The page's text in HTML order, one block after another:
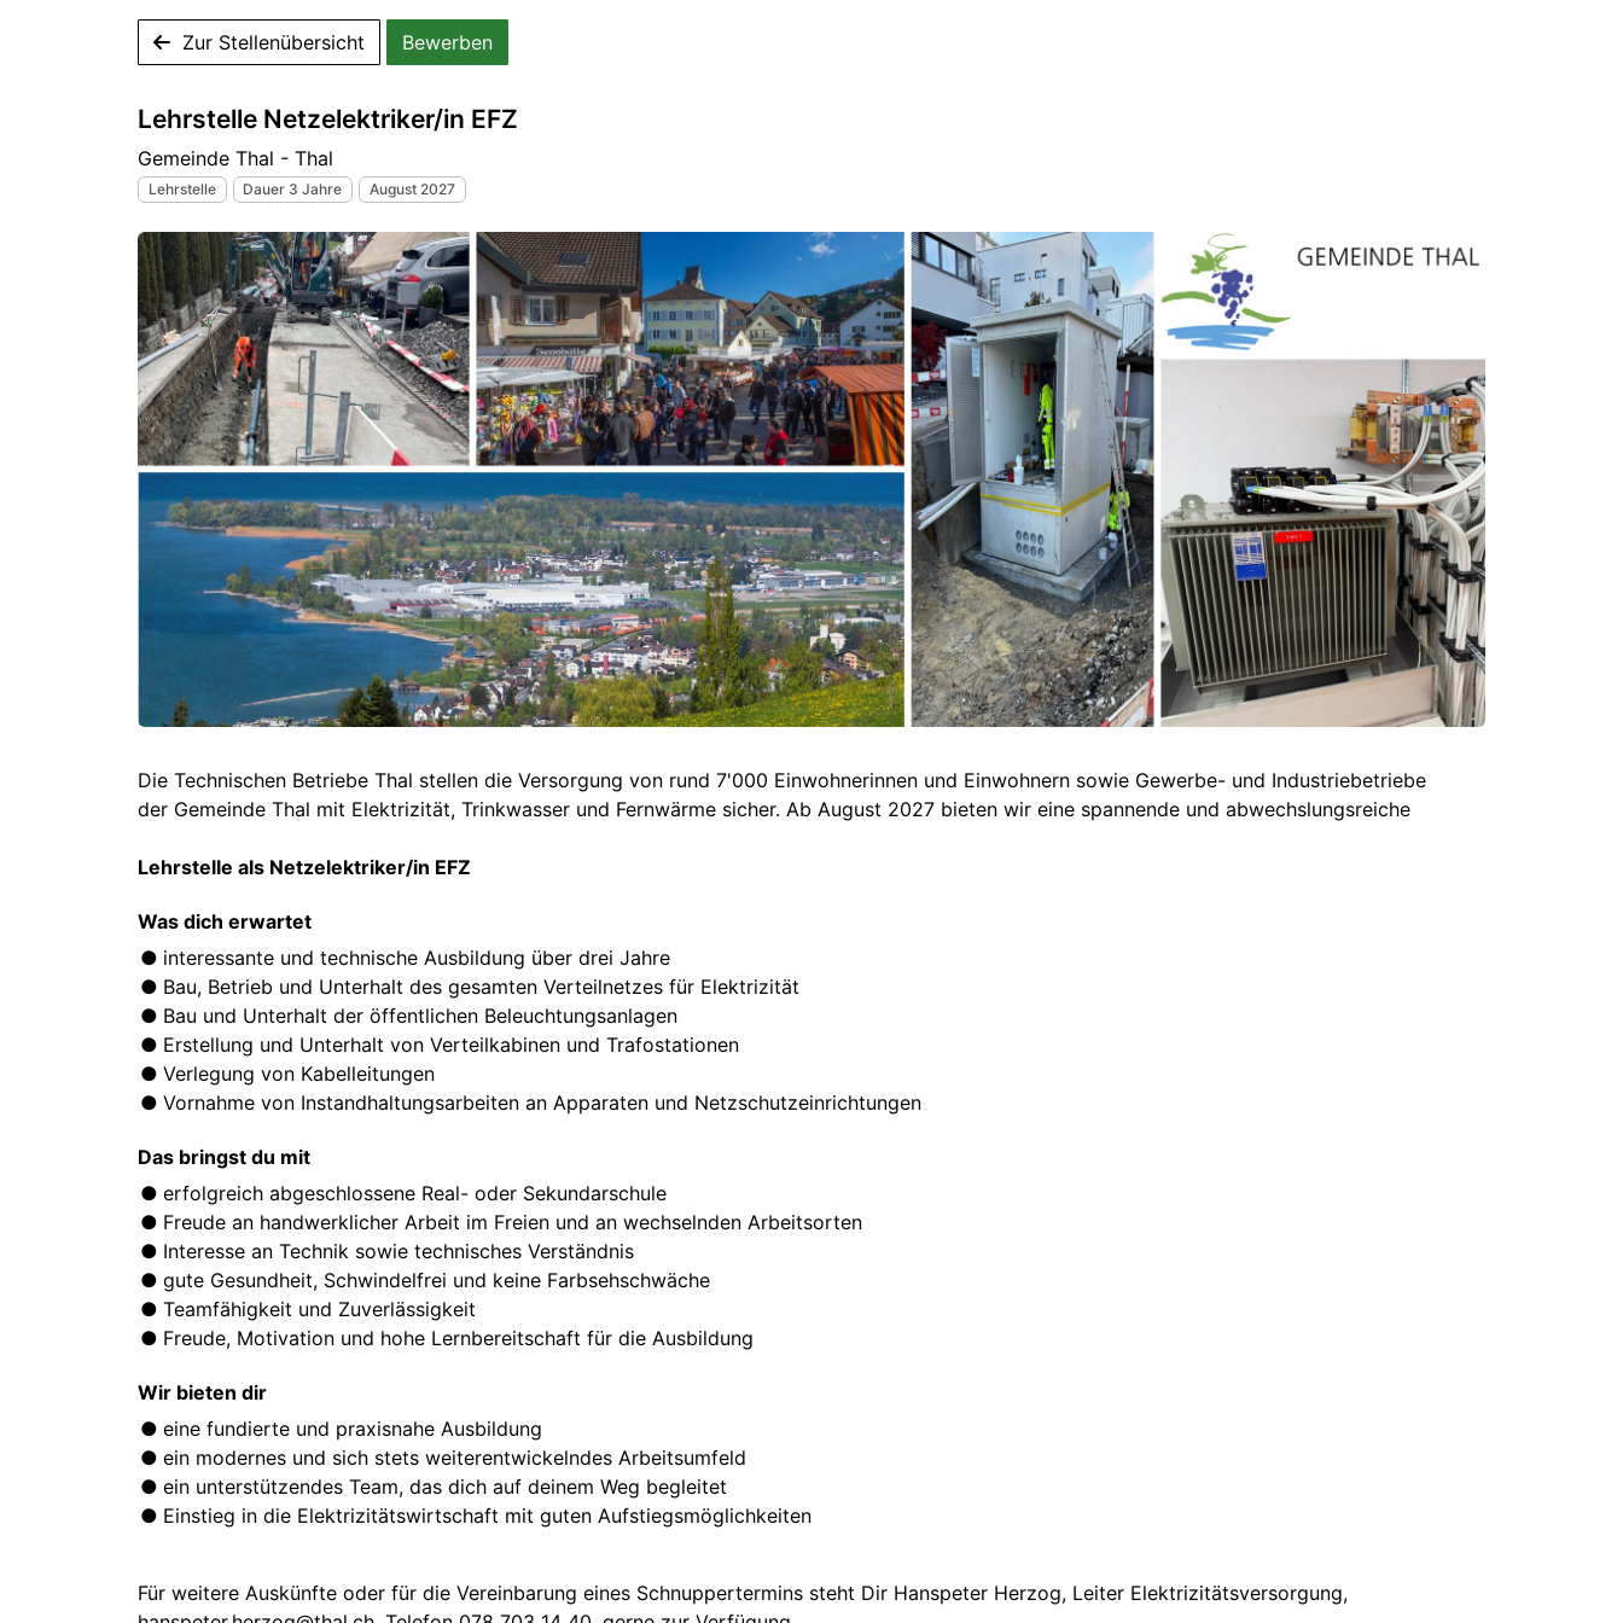
Zur Stellenübersicht Bewerben
Lehrstelle Netzelektriker/in EFZ
Gemeinde Thal - Thal
Lehrstelle Dauer 3 Jahre August 2027
Die Technischen Betriebe Thal stellen die Versorgung von rund 7'000 Einwohnerinnen und Einwohnern sowie Gewerbe- und Industriebetriebe
der Gemeinde Thal mit Elektrizität, Trinkwasser und Fernwärme sicher. Ab August 2027 bieten wir eine spannende und abwechslungsreiche
Lehrstelle als Netzelektriker/in EFZ
Was dich erwartet
interessante und technische Ausbildung über drei Jahre
Bau, Betrieb und Unterhalt des gesamten Verteilnetzes für Elektrizität
Bau und Unterhalt der öffentlichen Beleuchtungsanlagen
Erstellung und Unterhalt von Verteilkabinen und Trafostationen
Verlegung von Kabelleitungen
Vornahme von Instandhaltungsarbeiten an Apparaten und Netzschutzeinrichtungen
Das bringst du mit
erfolgreich abgeschlossene Real- oder Sekundarschule
Freude an handwerklicher Arbeit im Freien und an wechselnden Arbeitsorten
Interesse an Technik sowie technisches Verständnis
gute Gesundheit, Schwindelfrei und keine Farbsehschwäche
Teamfähigkeit und Zuverlässigkeit
Freude, Motivation und hohe Lernbereitschaft für die Ausbildung
Wir bieten dir
eine fundierte und praxisnahe Ausbildung
ein modernes und sich stets weiterentwickelndes Arbeitsumfeld
ein unterstützendes Team, das dich auf deinem Weg begleitet
Einstieg in die Elektrizitätswirtschaft mit guten Aufstiegsmöglichkeiten
Für weitere Auskünfte oder für die Vereinbarung eines Schnuppertermins steht Dir Hanspeter Herzog, Leiter Elektrizitätsversorgung,